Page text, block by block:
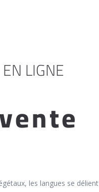
LIGNE
les langues se délient